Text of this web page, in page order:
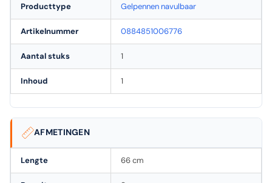
Producttype Gelpennen navulbaar
Artikelnummer 0884851006776
Aantal stuks 1
Inhoud 1
AFMETINGEN
Lengte 66 cm